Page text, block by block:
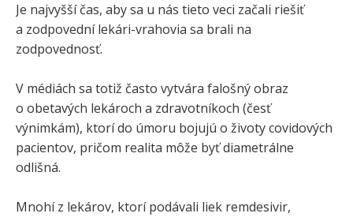
Je najvyšší čas, aby sa u nás tieto veci začali riešiť
a zodpovední lekári-vrahovia sa brali na
zodpovednosť.
V médiách sa totiž často vytvára falošný obraz
o obetavých lekároch a zdravotníkoch (česť
výnimkám), ktorí do úmoru bojujú o životy covidových
pacientov, pričom realita môže byť diametrálne
odlišná.
Mnohí z lekárov, ktorí podávali liek remdesivir,